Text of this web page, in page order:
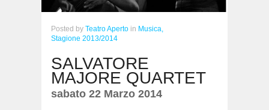
Posted by Teatro Aperto in Musica,
Stagione 2013/2014
SALVATORE
MAJORE QUARTET
sabato 22 Marzo 2014